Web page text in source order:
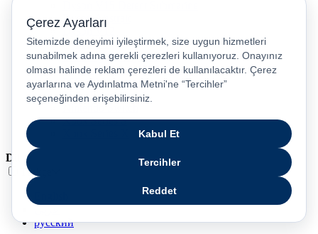
Dyson Airstrait
Dyson V12
Dyson V8
Samsung Galaxy S25
Samsung Galaxy S25 Ultra
PS5 / Playstation 5
PS4 / Playstation 4
Nintendo Switch
Xbox Series S
Dil
Türkçe
русский